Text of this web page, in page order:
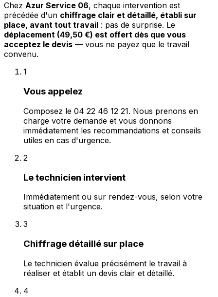
Chez Azur Service 06, chaque intervention est
précédée d'un chiffrage clair et détaillé, établi sur
place, avant tout travail : pas de surprise. Le
déplacement (49,50 €) est offert dès que vous
acceptez le devis — vous ne payez que le travail
convenu.
1
Vous appelez
Composez le 04 22 46 12 21. Nous prenons en
charge votre demande et vous donnons
immédiatement les recommandations et conseils
utiles en cas d'urgence.
2
Le technicien intervient
Immédiatement ou sur rendez-vous, selon votre
situation et l'urgence.
3
Chiffrage détaillé sur place
Le technicien évalue précisément le travail à
réaliser et établit un devis clair et détaillé.
4